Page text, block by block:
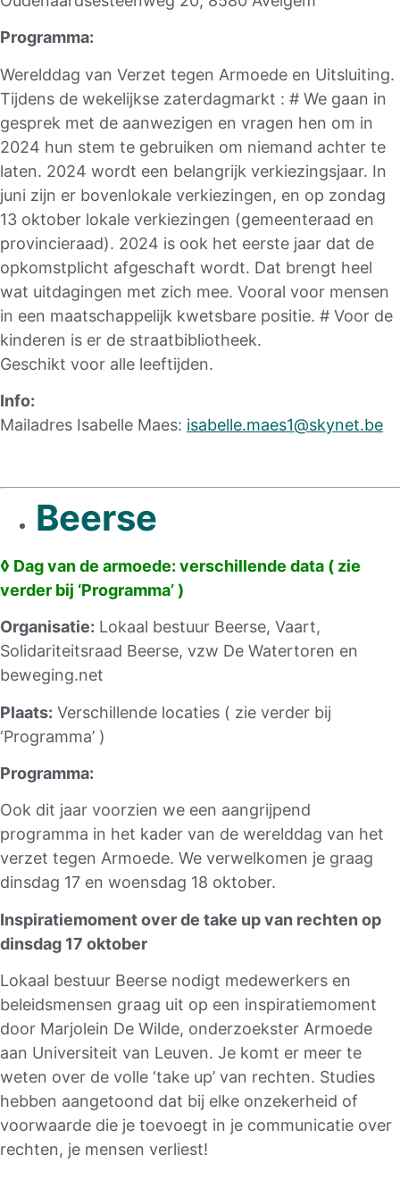
Programma:
Werelddag van Verzet tegen Armoede en Uitsluiting.
Tijdens de wekelijkse zaterdagmarkt : # We gaan in
gesprek met de aanwezigen en vragen hen om in
2024 hun stem te gebruiken om niemand achter te
laten. 2024 wordt een belangrijk verkiezingsjaar. In
juni zijn er bovenlokale verkiezingen, en op zondag
13 oktober lokale verkiezingen (gemeenteraad en
provincieraad). 2024 is ook het eerste jaar dat de
opkomstplicht afgeschaft wordt. Dat brengt heel
wat uitdagingen met zich mee. Vooral voor mensen
in een maatschappelijk kwetsbare positie. # Voor de
kinderen is er de straatbibliotheek.
Geschikt voor alle leeftijden.
Info:
Mailadres Isabelle Maes: isabelle.maes1@skynet.be
Beerse
◊ Dag van de armoede: verschillende data ( zie
verder bij ‘Programma’ )
Organisatie: Lokaal bestuur Beerse, Vaart,
Solidariteitsraad Beerse, vzw De Watertoren en
beweging.net
Plaats: Verschillende locaties ( zie verder bij
‘Programma’ )
Programma:
Ook dit jaar voorzien we een aangrijpend
programma in het kader van de werelddag van het
verzet tegen Armoede. We verwelkomen je graag
dinsdag 17 en woensdag 18 oktober.
Inspiratiemoment over de take up van rechten op
dinsdag 17 oktober
Lokaal bestuur Beerse nodigt medewerkers en
beleidsmensen graag uit op een inspiratiemoment
door Marjolein De Wilde, onderzoekster Armoede
aan Universiteit van Leuven. Je komt er meer te
weten over de volle ‘take up’ van rechten. Studies
hebben aangetoond dat bij elke onzekerheid of
voorwaarde die je toevoegt in je communicatie over
rechten, je mensen verliest!